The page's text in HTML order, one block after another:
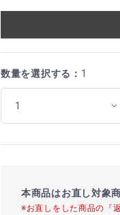
数量を選択する： 1
本商品はお直し対象
※お直しをした商品の『